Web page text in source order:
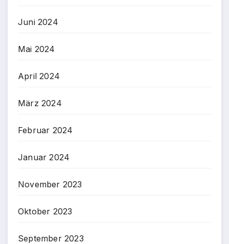
Juni 2024
Mai 2024
April 2024
März 2024
Februar 2024
Januar 2024
November 2023
Oktober 2023
September 2023